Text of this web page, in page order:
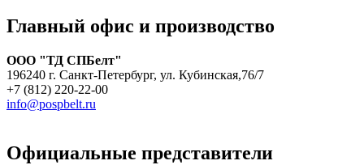
Главный офис и производство
ООО "ТД СПБелт"
196240 г. Санкт-Петербург, ул. Кубинская,76/7
+7 (812) 220-22-00
info@pospbelt.ru
Официальные представители